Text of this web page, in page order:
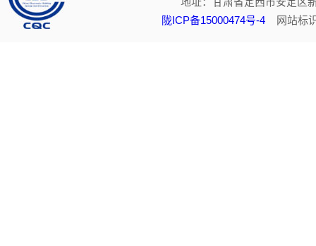
陇ICP备15000474号-4 网站标